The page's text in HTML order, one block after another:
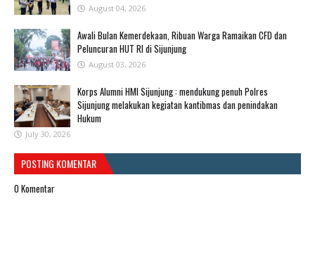
August 04, 2026
Awali Bulan Kemerdekaan, Ribuan Warga Ramaikan CFD dan
Peluncuran HUT RI di Sijunjung
August 03, 2026
Korps Alumni HMI Sijunjung : mendukung penuh Polres
Sijunjung melakukan kegiatan kantibmas dan penindakan
Hukum
July 30, 2026
POSTING KOMENTAR
0 Komentar